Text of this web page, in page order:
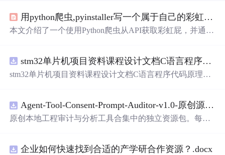
用python爬虫,pyinstaller写一个属于自己的彩虹屁生成器！（链接在文末自取）
本文介绍了一个使用Python爬虫从API获取彩虹屁，并通过
stm32单片机项目资料课程设计文档C语言程序代码原理图电路PCB实例五种PWM反馈控制模式研究
stm32单片机项目资料课程设计文档C语言程序代码原理图
Agent-Tool-Consent-Prompt-Auditor-v1.0-原创源码与文档.zip
原创本地工程审计与分析工具合集中的独立资源包。每个
README、运行说明、功能清单、MIT License及原创与授
企业如何快速找到合适的产学研合作资源？.docx